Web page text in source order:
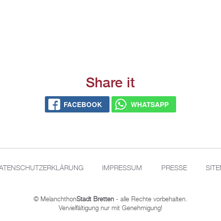
Share it
FACE­BOOK WHATS­APP
IM­PRES­SUM PRES­SE
© Me­lan­chthonStadt Brett­en - alle Rech­te vor­be­hal­ten.
Ver­viel­fäl­ti­gung nur mit Ge­neh­mi­gung!